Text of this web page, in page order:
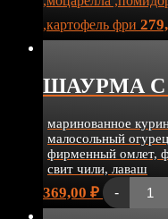
,картофель фри
ШАУРМА
маринованное
малосольный
фирменный омлет,
свит чили, лаваш
369,00 ₽ -
товара